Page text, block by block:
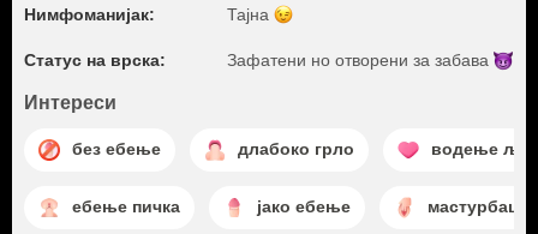
Нимфоманијак: Тајна
Статус на врска: Зафатени но отворени за забава
Интереси
без ебење длабоко грло водење
ебење пичка јако ебење